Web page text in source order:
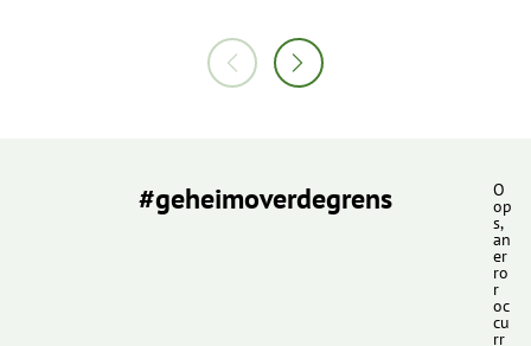
#geheimoverdegrens O
op
s,
an
er
ro
r
oc
cu
rr